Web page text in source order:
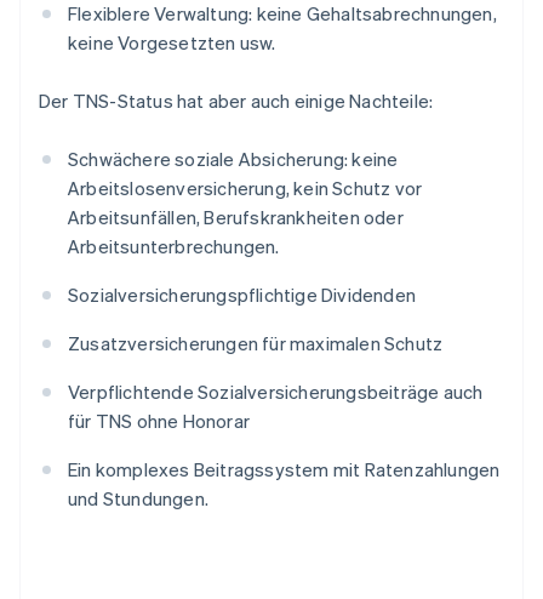
Flexiblere Verwaltung: keine Gehaltsabrechnungen,
keine Vorgesetzten usw.
Der TNS-Status hat aber auch einige Nachteile:
Schwächere soziale Absicherung: keine
Arbeitslosenversicherung, kein Schutz vor
Arbeitsunfällen, Berufskrankheiten oder
Arbeitsunterbrechungen.
Sozialversicherungspflichtige Dividenden
Zusatzversicherungen für maximalen Schutz
Verpflichtende Sozialversicherungsbeiträge auch
für TNS ohne Honorar
Ein komplexes Beitragssystem mit Ratenzahlungen
und Stundungen.